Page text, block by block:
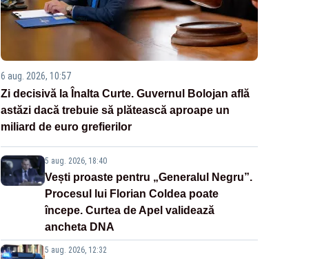
6 aug. 2026, 10:57
Zi decisivă la Înalta Curte. Guvernul Bolojan află
astăzi dacă trebuie să plătească aproape un
miliard de euro grefierilor
5 aug. 2026, 18:40
Vești proaste pentru „Generalul Negru”.
Procesul lui Florian Coldea poate
începe. Curtea de Apel validează
ancheta DNA
5 aug. 2026, 12:32